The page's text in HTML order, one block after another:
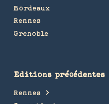
Bordeaux
Rennes
Grenoble
Editions précédentes
Rennes